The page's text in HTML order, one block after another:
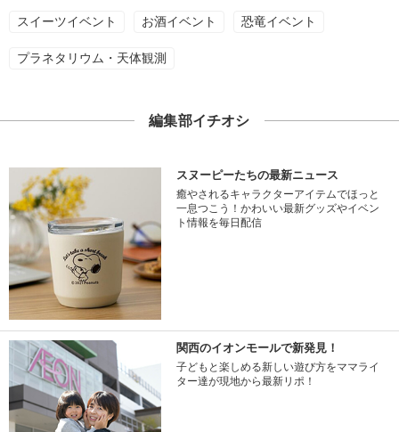
スイーツイベント お酒イベント 恐竜イベント
プラネタリウム・天体観測
編集部イチオシ
スヌーピーたちの最新ニュース
癒やされるキャラクターアイテムでほっと
一息つこう！かわいい最新グッズやイベン
ト情報を毎日配信
関西のイオンモールで新発見！
子どもと楽しめる新しい遊び方をママライ
ター達が現地から最新リポ！